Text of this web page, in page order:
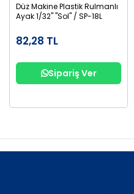
Düz Makine Plastik Rulmanlı
Ayak 1/32" "Sol" / SP-18L
82,28 TL
Sipariş Ver